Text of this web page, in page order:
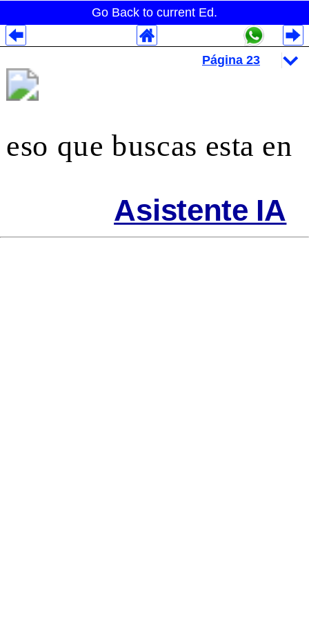
Go Back to current Ed.
eso que buscas esta en
Asistente IA
Despliegues Analytics
Despliegues Totales